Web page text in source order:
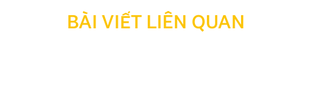
BÀI VIẾT LIÊN QUAN